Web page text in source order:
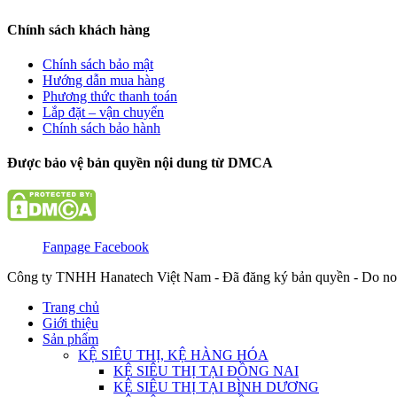
Chính sách khách hàng
Chính sách bảo mật
Hướng dẫn mua hàng
Phương thức thanh toán
Lắp đặt – vận chuyển
Chính sách bảo hành
Được bảo vệ bản quyền nội dung từ DMCA
Fanpage Facebook
Công ty TNHH Hanatech Việt Nam - Đã đăng ký bản quyền - Do
Trang chủ
Giới thiệu
Sản phẩm
KỆ SIÊU THỊ, KỆ HÀNG HÓA
KỆ SIÊU THỊ TẠI ĐỒNG NAI
KỆ SIÊU THỊ TẠI BÌNH DƯƠNG